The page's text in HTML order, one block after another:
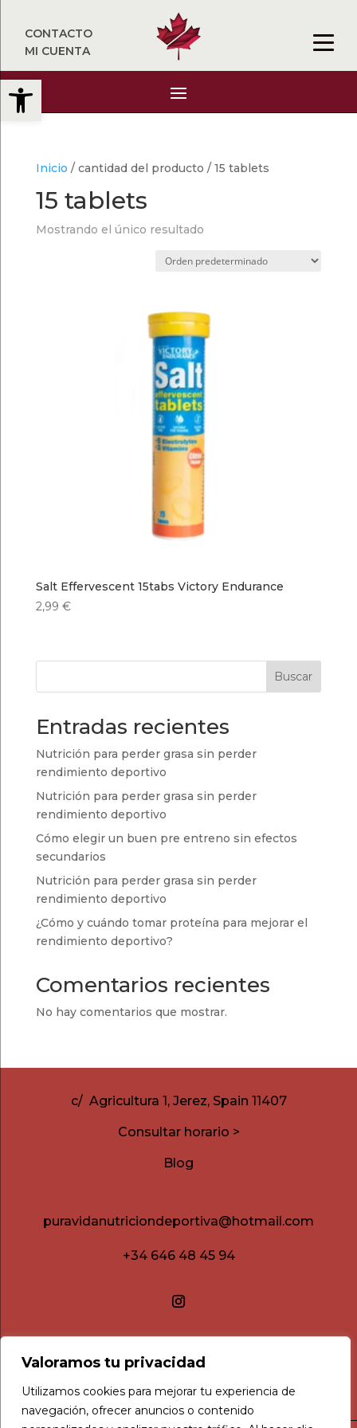
Abrir barra de herramientas
Valoramos tu privacidad
Utilizamos cookies para mejorar tu experiencia de
navegación, ofrecer anuncios o contenido
CONTACTO
MI CUENTA
Inicio / cantidad del producto / 15 tablets
15 tablets
Mostrando el único resultado
Salt Effervescent 15tabs Victory Endurance
2,99 €
Buscar
Entradas recientes
Nutrición para perder grasa sin perder
rendimiento deportivo
Nutrición para perder grasa sin perder
rendimiento deportivo
Cómo elegir un buen pre entreno sin efectos
secundarios
Nutrición para perder grasa sin perder
rendimiento deportivo
¿Cómo y cuándo tomar proteína para mejorar el
rendimiento deportivo?
Comentarios recientes
No hay comentarios que mostrar.
c/ Agricultura 1, Jerez, Spain 11407
Consultar horario >
Blog
puravidanutriciondeportiva@hotmail.com
+34 646 48 45 94